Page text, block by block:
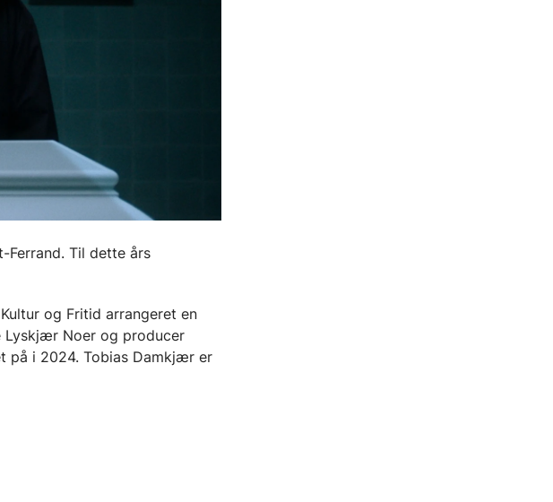
Ferrand. Til dette års
og Fritid arrangeret en
Lyskjær Noer og producer
på i 2024. Tobias Damkjær er